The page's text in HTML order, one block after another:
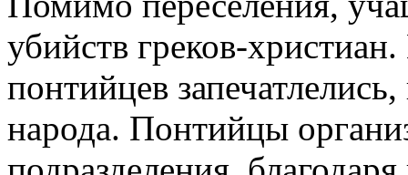
убийств греков-
понтийцев
народа. Понтийцы